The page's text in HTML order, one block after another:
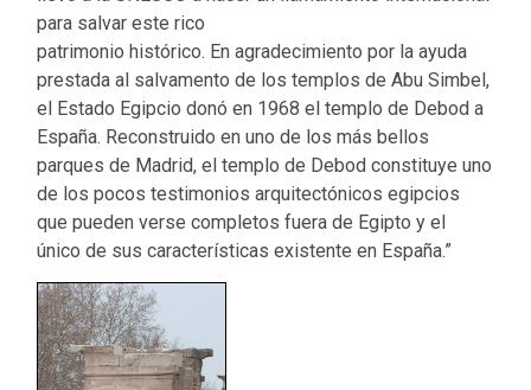
para salvar este rico
patrimonio histórico. En agradecimiento por la ayuda
prestada al salvamento de los templos de Abu Simbel,
el Estado Egipcio donó en 1968 el templo de Debod a
España. Reconstruido en uno de los más bellos
parques de Madrid, el templo de Debod constituye uno
de los pocos testimonios arquitectónicos egipcios
que pueden verse completos fuera de Egipto y el
único de sus características existente en España.”